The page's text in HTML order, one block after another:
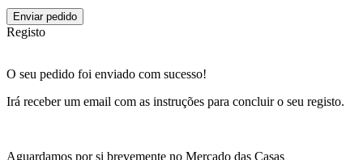
Enviar pedido
Registo
O seu pedido foi enviado com sucesso!
Irá receber um email com as instruções para concluir o seu registo.
Aguardamos por si brevemente no Mercado das Casas